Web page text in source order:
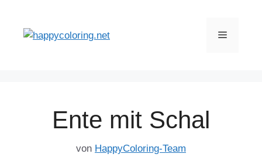
springen
Menü
Ente mit Schal
von HappyColoring-Team